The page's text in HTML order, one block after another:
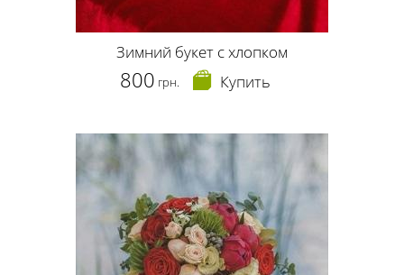
Зимний букет с хлопком
800 грн. Купить